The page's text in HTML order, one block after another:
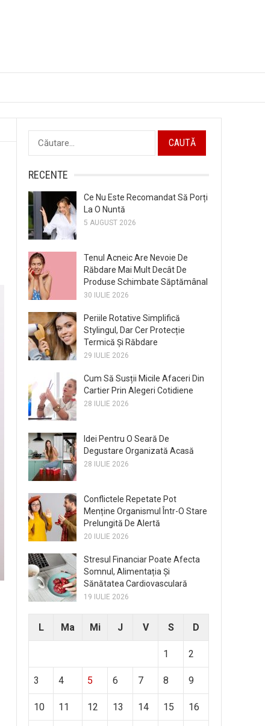
Caută
după:
RECENTE
Ce Nu Este Recomandat Să Porți
La O Nuntă
5 AUGUST 2026
Tenul Acneic Are Nevoie De
Răbdare Mai Mult Decât De
Produse Schimbate Săptămânal
30 IULIE 2026
Periile Rotative Simplifică
Stylingul, Dar Cer Protecție
Termică Și Răbdare
29 IULIE 2026
Cum Să Susții Micile Afaceri Din
Cartier Prin Alegeri Cotidiene
28 IULIE 2026
Idei Pentru O Seară De
Degustare Organizată Acasă
28 IULIE 2026
Conflictele Repetate Pot
Menține Organismul Într-O Stare
Prelungită De Alertă
20 IULIE 2026
Stresul Financiar Poate Afecta
Somnul, Alimentația Și
Sănătatea Cardiovasculară
19 IULIE 2026
L Ma Mi J V S D
1 2
3 4 5 6 7 8 9
10 11 12 13 14 15 16